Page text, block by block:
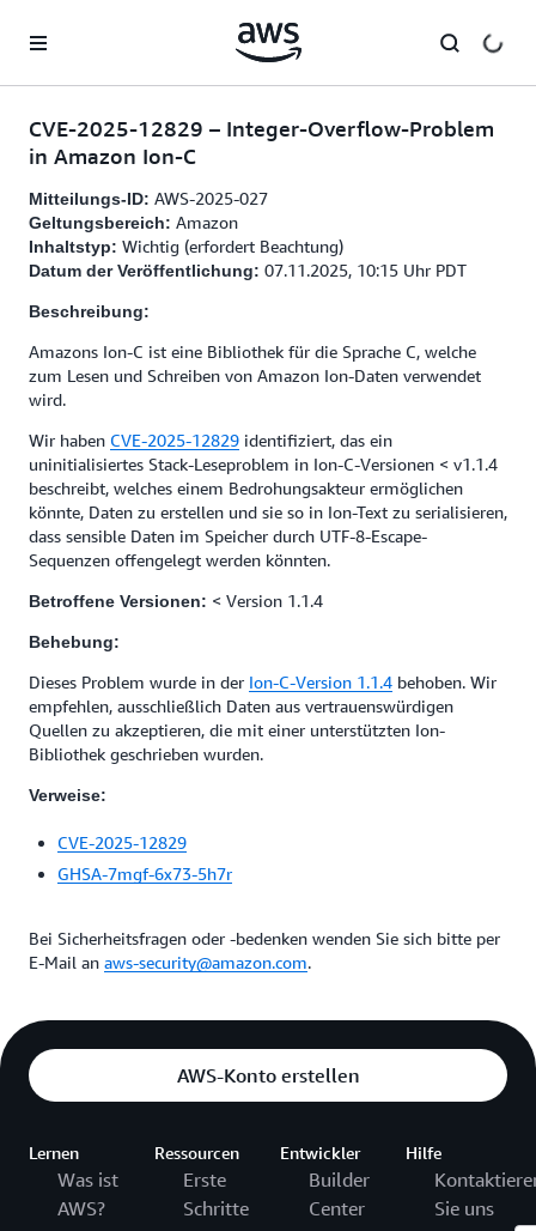
Überspringen zum Hauptinhalt
CVE-2025-12829 – Integer-Overflow-Problem
in Amazon Ion-C
Mitteilungs-ID: AWS-2025-027
Geltungsbereich: Amazon
Inhaltstyp: Wichtig (erfordert Beachtung)
Datum der Veröffentlichung: 07.11.2025, 10:15 Uhr PDT
Beschreibung:
Amazons Ion-C ist eine Bibliothek für die Sprache C, welche
zum Lesen und Schreiben von Amazon Ion-Daten verwendet
wird.
Wir haben CVE-2025-12829 identifiziert, das ein
uninitialisiertes Stack-Leseproblem in Ion-C-Versionen < v1.1.4
beschreibt, welches einem Bedrohungsakteur ermöglichen
könnte, Daten zu erstellen und sie so in Ion-Text zu serialisieren,
dass sensible Daten im Speicher durch UTF-8-Escape-
Sequenzen offengelegt werden könnten.
Betroffene Versionen: < Version 1.1.4
Behebung:
Dieses Problem wurde in der Ion-C-Version 1.1.4 behoben. Wir
empfehlen, ausschließlich Daten aus vertrauenswürdigen
Quellen zu akzeptieren, die mit einer unterstützten Ion-
Bibliothek geschrieben wurden.
Verweise:
CVE-2025-12829
GHSA-7mgf-6x73-5h7r
Bei Sicherheitsfragen oder -bedenken wenden Sie sich bitte per
E-Mail an aws-security@amazon.com.
AWS-Konto erstellen
Lernen
Was ist
AWS?
Ressourcen
Erste
Schritte
Entwickler
Builder
Center
Hilfe
Sie uns